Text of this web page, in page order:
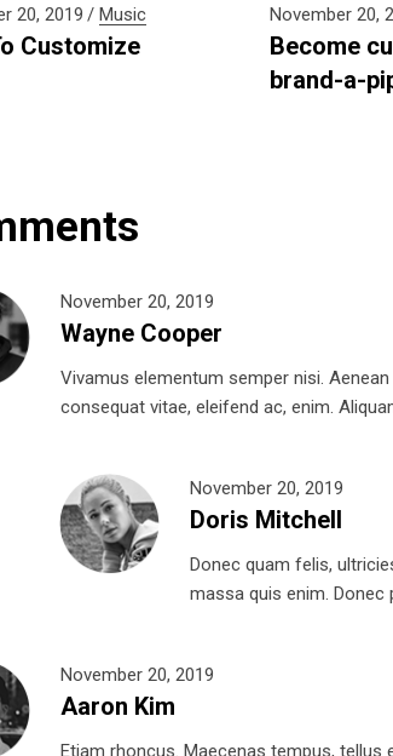
20, 2019 Music
Customize
November 20,
Become
brand-a-
November 20, 2019
Wayne Cooper
Vivamus elementum semper nisi.
consequat vitae, eleifend ac, enim.
November 20, 2019
Doris Mitchell
Donec quam felis,
massa quis enim. Donec
November 20, 2019
Aaron Kim
Etiam rhoncus. Maecenas tempus,